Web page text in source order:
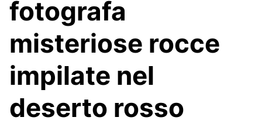
fotografa
misteriose rocce
impilate nel
deserto rosso